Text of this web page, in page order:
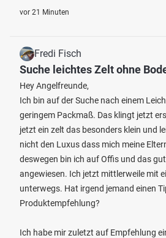
vor 21 Minuten
Fredi Fisch
Suche leichtes Zelt ohne
Hey Angelfreunde,
Ich bin auf der Suche nach einem
geringem Packmaß. Das klingt jetzt
jetzt ein zelt das besonders klein und
nicht den Luxus dass mich meine
deswegen bin ich auf Offis und das
angewiesen. Ich jetzt mittlerweile mit
unterwegs. Hat irgend jemand einen
Produktempfehlung?
Ich habe mir zuletzt auf Empfehlung